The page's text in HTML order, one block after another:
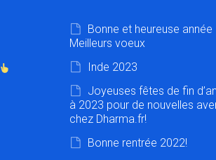
Bonne et heureuse année
Meilleurs voeux
Inde 2023
Joyeuses fêtes de fin
à 2023 pour de nouvelles
chez Dharma.fr!
Bonne rentrée 2022!